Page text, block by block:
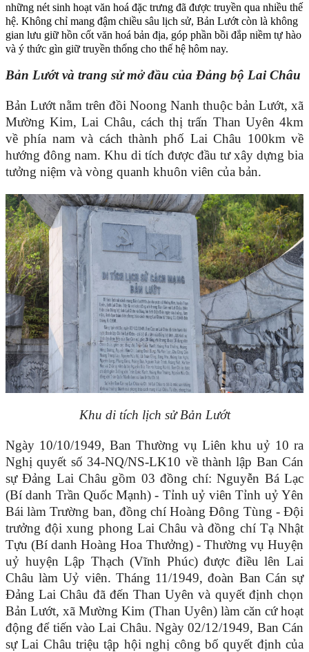
những nét sinh hoạt văn hoá đặc trưng đã được truyền qua nhiều thế
hệ. Không chỉ mang đậm chiều sâu lịch sử, Bản Lướt còn là không
gian lưu giữ hồn cốt văn hoá bản địa, góp phần bồi đắp niềm tự hào
và ý thức gìn giữ truyền thống cho thế hệ hôm nay.
Bản Lướt và trang sử mở đầu của Đảng bộ Lai Châu
Bản Lướt nằm trên đồi Noong Nanh thuộc bản Lướt, xã
Mường Kim, Lai Châu, cách thị trấn Than Uyên 4km
về phía nam và cách thành phố Lai Châu 100km về
hướng đông nam. Khu di tích được đầu tư xây dựng bia
tưởng niệm và vòng quanh khuôn viên của bản.
Khu di tích lịch sử Bản Lướt
Ngày 10/10/1949, Ban Thường vụ Liên khu uỷ 10 ra
Nghị quyết số 34-NQ/NS-LK10 về thành lập Ban Cán
sự Đảng Lai Châu gồm 03 đồng chí: Nguyễn Bá Lạc
(Bí danh Trần Quốc Mạnh) - Tỉnh uỷ viên Tỉnh uỷ Yên
Bái làm Trường ban, đồng chí Hoàng Đông Tùng - Đội
trưởng đội xung phong Lai Châu và đồng chí Tạ Nhật
Tựu (Bí danh Hoàng Hoa Thưởng) - Thường vụ Huyện
uỷ huyện Lập Thạch (Vĩnh Phúc) được điều lên Lai
Châu làm Uỷ viên. Tháng 11/1949, đoàn Ban Cán sự
Đảng Lai Châu đã đến Than Uyên và quyết định chọn
Bản Lướt, xã Mường Kim (Than Uyên) làm căn cứ hoạt
động để tiến vào Lai Châu. Ngày 02/12/1949, Ban Cán
sự Lai Châu triệu tập hội nghị công bố quyết định của